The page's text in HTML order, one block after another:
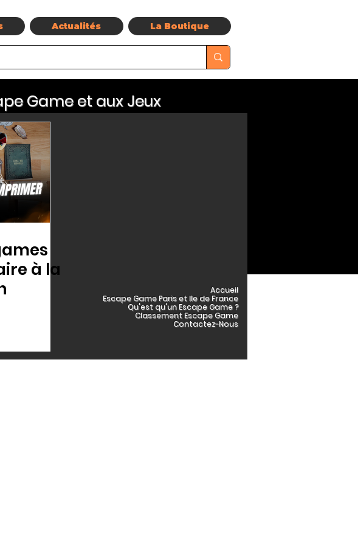
Actualités La Boutique
Game et aux Jeux
à la
Accueil
Escape Game Paris et Ile de France
Qu'est qu'un Escape Game ?
Classement Escape Game
Contactez-Nous